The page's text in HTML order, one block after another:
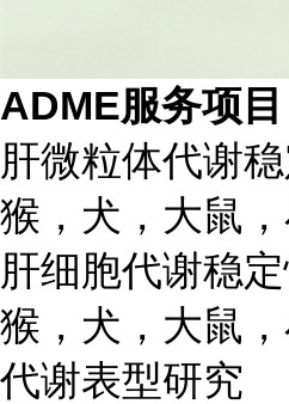
ADME服务项目
肝微粒体代谢稳
猴，犬，大鼠，
肝细胞代谢稳
猴，犬，大鼠，
代谢表型研究